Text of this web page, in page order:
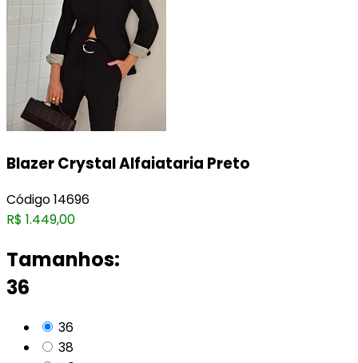
Blazer Crystal Alfaiataria Preto
Código14696
R$ 1.449,00
Tamanhos:
36
36
38